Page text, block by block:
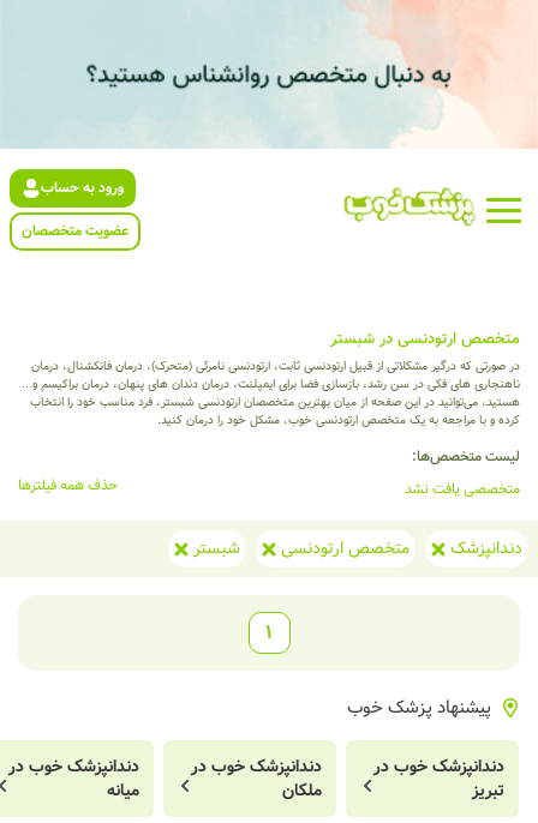
ورود به حساب
عضویت متخصصان
متخصص ارتودنسی در شبستر
در صورتی که درگیر مشکلاتی از قبیل ارتودنسی ثابت، ارتودنسی نامرئی (متحرک)، درمان فانکشنال، درمان
ناهنجاری های فکی در سن رشد، بازسازی فضا برای ایمپلنت، درمان دندان های پنهان، درمان براکیسم و...
هستید، می‌توانید در این صفحه از میان بهترین متخصصان ارتودنسی شبستر، فرد مناسب خود را انتخاب
کرده و با مراجعه به یک متخصص ارتودنسی خوب، مشکل خود را درمان کنید.
لیست متخصص‌ها:
متخصصی یافت نشد
حذف همه فیلترها
دندانپزشک متخصص ارتودنسی شبستر
1
پیشنهاد پزشک خوب
دندانپزشک خوب در
تبریز
دندانپزشک خوب در
ملکان
دندانپزشک خوب در
میانه